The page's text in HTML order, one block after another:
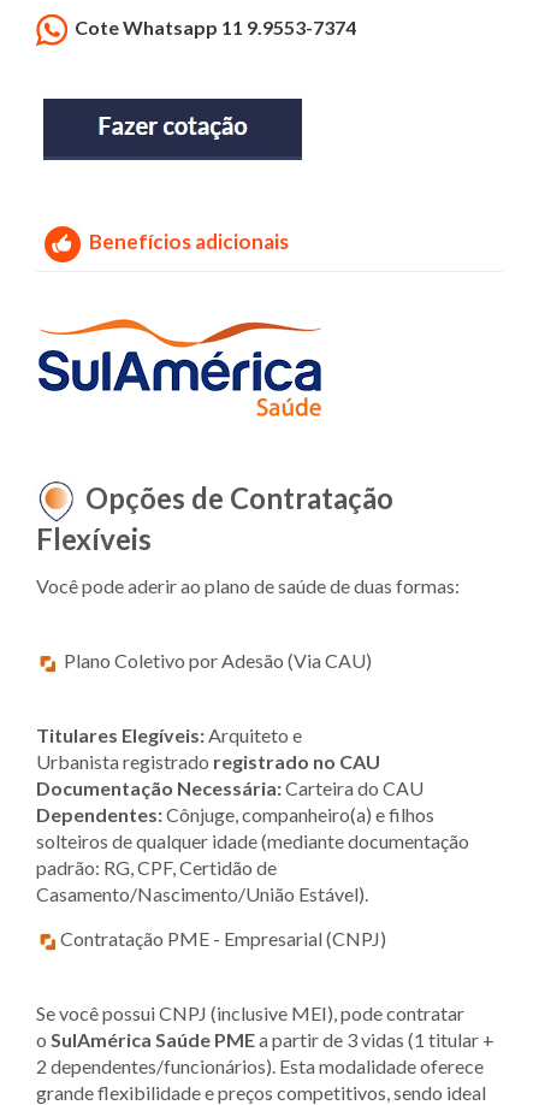
Cote Whatsapp 11 9.9553-7374
Benefícios adicionais
Opções de Contratação
Flexíveis
Você pode aderir ao plano de saúde de duas formas:
Plano Coletivo por Adesão (Via CAU)
Titulares Elegíveis:Arquiteto e
Urbanista registrado registrado no CAU
Documentação Necessária:Carteira do CAU
Dependentes:Cônjuge, companheiro(a) e filhos
solteiros de qualquer idade (mediante documentação
padrão: RG, CPF, Certidão de
Casamento/Nascimento/União Estável).
Contratação PME - Empresarial (CNPJ)
Se você possui CNPJ (inclusive MEI), pode contratar
o SulAmérica Saúde PMEa partir de 3 vidas (1 titular +
2 dependentes/funcionários). Esta modalidade oferece
grande flexibilidade e preços competitivos, sendo ideal